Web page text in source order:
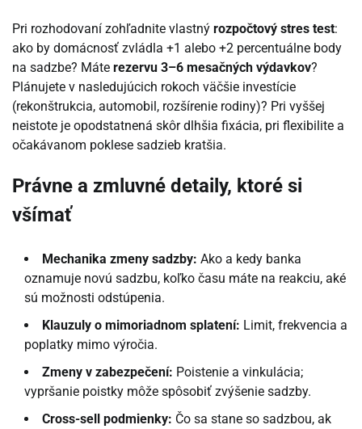
Pri rozhodovaní zohľadnite vlastný rozpočtový stres test:
ako by domácnosť zvládla +1 alebo +2 percentuálne body
na sadzbe? Máte rezervu 3–6 mesačných výdavkov?
Plánujete v nasledujúcich rokoch väčšie investície
(rekonštrukcia, automobil, rozšírenie rodiny)? Pri vyššej
neistote je opodstatnená skôr dlhšia fixácia, pri flexibilite a
očakávanom poklese sadzieb kratšia.
Právne a zmluvné detaily, ktoré si
všímať
Mechanika zmeny sadzby: Ako a kedy banka
oznamuje novú sadzbu, koľko času máte na reakciu, aké
sú možnosti odstúpenia.
Klauzuly o mimoriadnom splatení: Limit, frekvencia a
poplatky mimo výročia.
Zmeny v zabezpečení: Poistenie a vinkulácia;
vypršanie poistky môže spôsobiť zvýšenie sadzby.
Cross-sell podmienky: Čo sa stane so sadzbou, ak